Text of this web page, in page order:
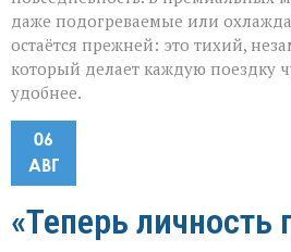
даже подогреваемые или
остаётся прежней: это тихий,
который делает каждую поездку
удобнее.
06
АВГ
«Теперь личность